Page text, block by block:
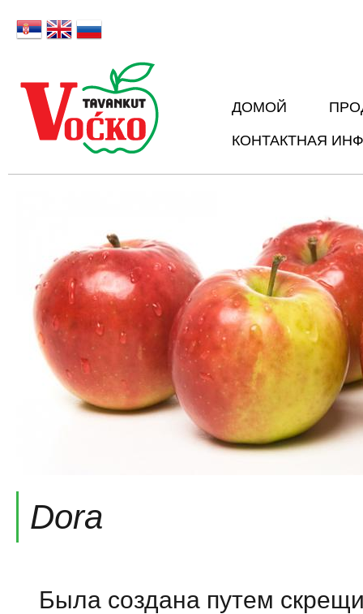
ДОМОЙ
КОНТАКТНАЯ
Dora
Была создана путем